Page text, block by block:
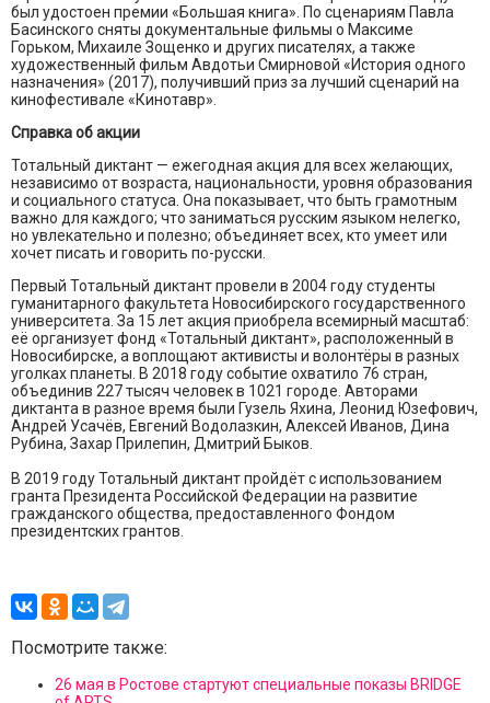
был удостоен премии «Большая книга». По сценариям Павла
Басинского сняты документальные фильмы о Максиме
Горьком, Михаиле Зощенко и других писателях, а также
художественный фильм Авдотьи Смирновой «История одного
назначения» (2017), получивший приз за лучший сценарий на
кинофестивале «Кинотавр».
Справка об акции
Тотальный диктант — ежегодная акция для всех желающих,
независимо от возраста, национальности, уровня образования
и социального статуса. Она показывает, что быть грамотным
важно для каждого; что заниматься русским языком нелегко,
но увлекательно и полезно; объединяет всех, кто умеет или
хочет писать и говорить по-русски.
Первый Тотальный диктант провели в 2004 году студенты
гуманитарного факультета Новосибирского государственного
университета. За 15 лет акция приобрела всемирный масштаб:
её организует фонд «Тотальный диктант», расположенный в
Новосибирске, а воплощают активисты и волонтёры в разных
уголках планеты. В 2018 году событие охватило 76 стран,
объединив 227 тысяч человек в 1021 городе. Авторами
диктанта в разное время были Гузель Яхина, Леонид Юзефович,
Андрей Усачёв, Евгений Водолазкин, Алексей Иванов, Дина
Рубина, Захар Прилепин, Дмитрий Быков.
В 2019 году Тотальный диктант пройдёт с использованием
гранта Президента Российской Федерации на развитие
гражданского общества, предоставленного Фондом
президентских грантов.
Посмотрите также:
26 мая в Ростове стартуют специальные показы BRIDGE